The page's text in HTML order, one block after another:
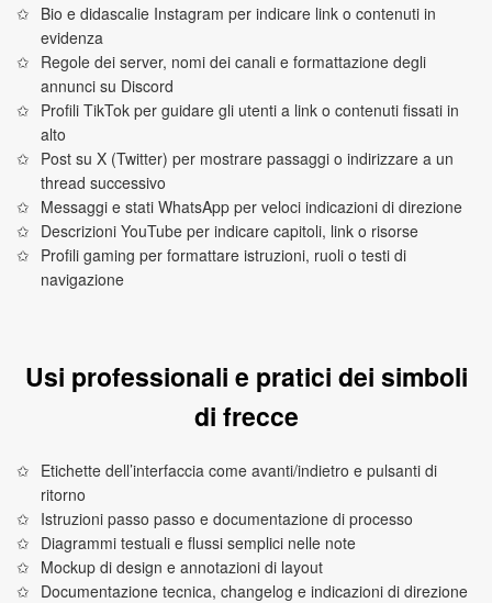
Bio e didascalie Instagram per indicare link o contenuti in
evidenza
Regole dei server, nomi dei canali e formattazione degli
annunci su Discord
Profili TikTok per guidare gli utenti a link o contenuti fissati in
alto
Post su X (Twitter) per mostrare passaggi o indirizzare a un
thread successivo
Messaggi e stati WhatsApp per veloci indicazioni di direzione
Descrizioni YouTube per indicare capitoli, link o risorse
Profili gaming per formattare istruzioni, ruoli o testi di
navigazione
Usi professionali e pratici dei simboli
di frecce
Etichette dell’interfaccia come avanti/indietro e pulsanti di
ritorno
Istruzioni passo passo e documentazione di processo
Diagrammi testuali e flussi semplici nelle note
Mockup di design e annotazioni di layout
Documentazione tecnica, changelog e indicazioni di direzione